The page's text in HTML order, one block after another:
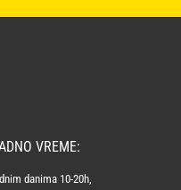
VREME:
danima 10-20h,